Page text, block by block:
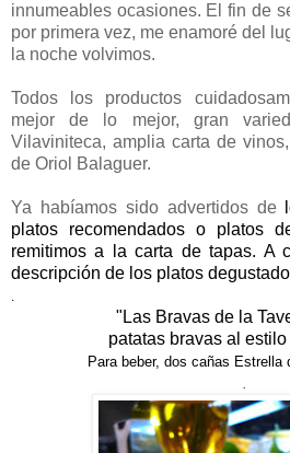
innumeables ocasiones. El fin de
por primera vez, me enamoré del
la noche volvimos.
Todos los productos
mejor de lo mejor, gran
Vilaviniteca, amplia carta de
de Oriol Balaguer.
Ya habíamos sido advertidos de
platos recomendados o platos
remitimos a la carta de tapas. A
descripción de los platos
.
"Las Bravas de la
patatas bravas al
Para beber, dos cañas Estrella
.